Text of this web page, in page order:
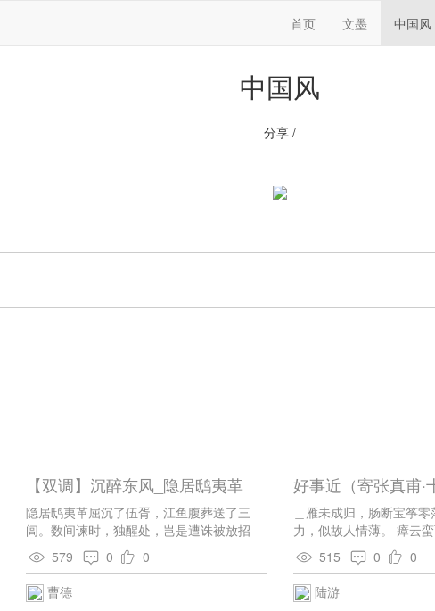
首页 文墨 中国风
中国风
分享 /
【双调】沉醉东风_隐居鸱夷革
隐居鸱夷革屈沉了伍胥，江鱼腹葬送了三
闾。数间谏时，独醒处，岂是遭诛被放招
伏？一舸秋风去五湖，也博个名传万古。村
居新分下庭前竹栽，旋篘得缸间茅柴。娩壬
弹鸡，和根菜，小杯盘曾惯留客。活泼剌鲜
鱼米换来，则除了茶都是买。茅舍宽如钓
579 0
0
曹德
好事近（寄张真甫·
＿雁未成归，肠断宝筝
力，似故人情薄。 瘴云
山角。烦问剑南消息，怕
515 0
0
陆游